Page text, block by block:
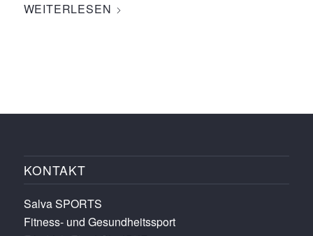
WEITERLESEN
KONTAKT
Salva SPORTS
Fitness- und Gesundheitssport